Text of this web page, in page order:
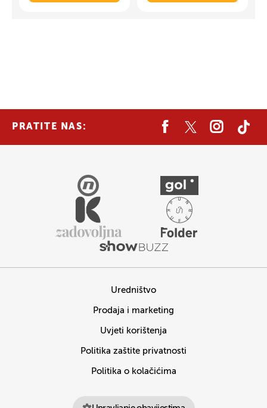
PRATITE NAS:
Uredništvo
Prodaja i marketing
Uvjeti korištenja
Politika zaštite privatnosti
Politika o kolačićima